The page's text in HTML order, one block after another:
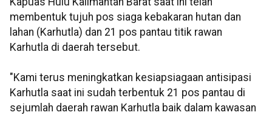
membentuk tujuh pos siaga kebakaran hutan dan
lahan (Karhutla) dan 21 pos pantau titik rawan
Karhutla di daerah tersebut.
"Kami terus meningkatkan kesiapsiagaan antisipasi
Karhutla saat ini sudah terbentuk 21 pos pantau di
sejumlah daerah rawan Karhutla baik dalam kawasan